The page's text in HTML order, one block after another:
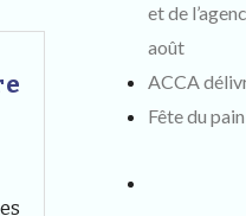
et de
août
ACCA
Fête du